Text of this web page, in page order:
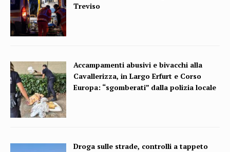
Treviso
Accampamenti abusivi e bivacchi alla
Cavallerizza, in Largo Erfurt e Corso
Europa: “sgomberati” dalla polizia locale
Droga sulle strade, controlli a tappeto